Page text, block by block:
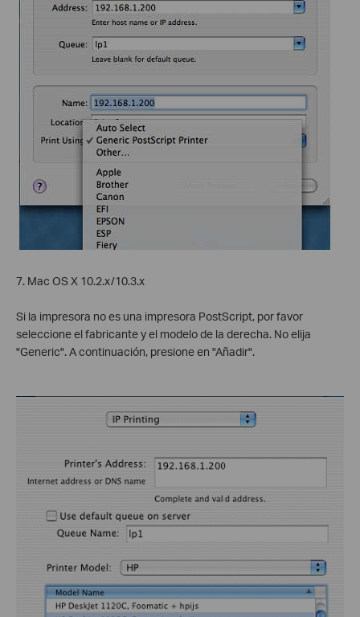
7. Mac OS X 10.2.x/10.3.x
Si la impresora no es una impresora PostScript, por favor
seleccione el fabricante y el modelo de la derecha. No elija
"Generic". A continuación, presione en "Añadir".